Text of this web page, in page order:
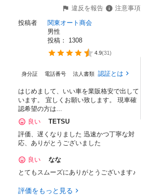
違反を報告
注意事項
投稿者
関東オート商会
男性
投稿： 1308
4.9(31)
身分証 電話番号 法人書類 認証とは
はじめまして、いい車を業販格安で出して
います。 宜しくお願い致します。 現車確
認希望の方は...
良い
TETSU
評価、遅くなりました 迅速かつ丁寧な対
応、ありがとうございました
良い
なな
とてもスムーズにありがとうございます♪
評価をもっと見る